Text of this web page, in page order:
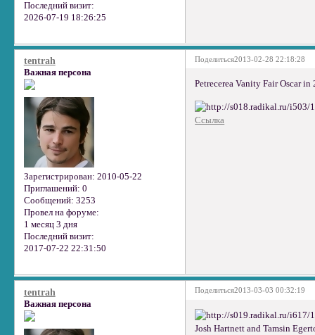
Последний визит:
2026-07-19 18:26:25
Поделиться2013-02-28 22:18:28
tentrah
Важная персона
Зарегистрирован: 2010-05-22
Приглашений: 0
Сообщений: 3253
Провел на форуме:
1 месяц 3 дня
Последний визит:
2017-07-22 22:31:50
Petrecerea Vanity Fair Oscar in
Ссылка
Поделиться2013-03-03 00:32:19
tentrah
Важная персона
Josh Hartnett and Tamsin